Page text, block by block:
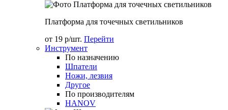
Платформа для точечных светильников
от 19 р/шт. Перейти
Инструмент
По назначению
Шпатели
Ножи, лезвия
Другое
По производителям
HANOV